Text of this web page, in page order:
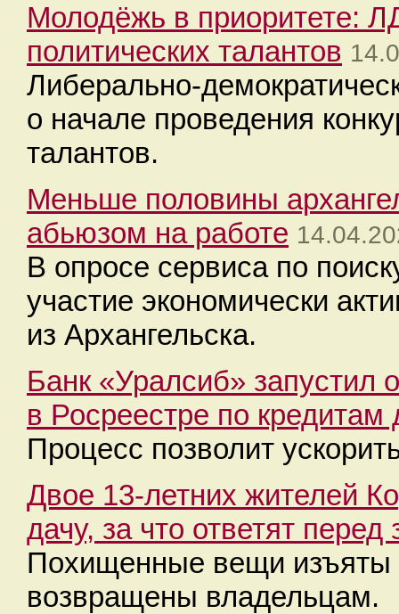
Молодёжь в приоритете:
политических талантов
Либерально-
о начале проведения
талантов.
Меньше половины
абьюзом на работе
В опросе сервиса по
участие экономически
из Архангельска.
Банк «Уралсиб» запустил
в Росреестре по кредитам
Процесс позволит
Двое 13-летних жителей
дачу, за что ответят перед
Похищенные вещи изъяты
возвращены владельцам.